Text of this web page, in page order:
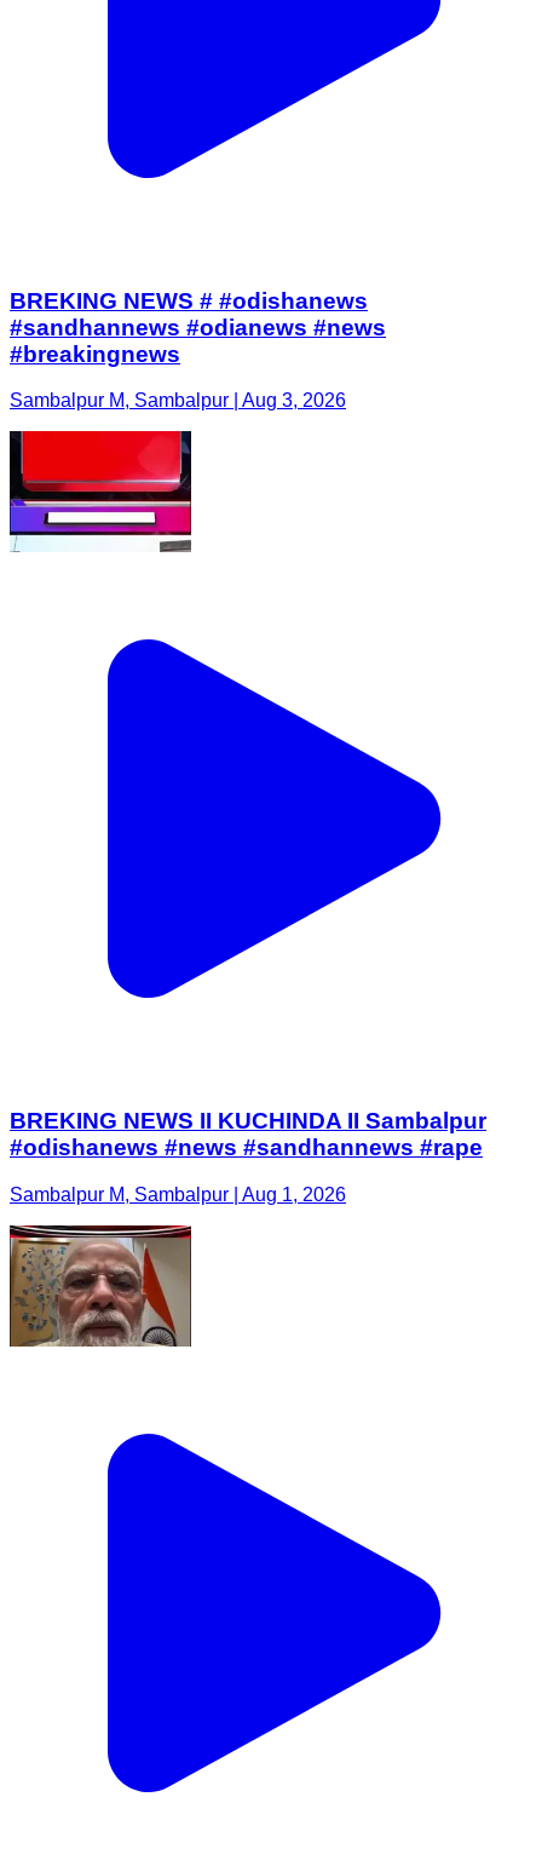
BREKING NEWS # #odishanews
#sandhannews #odianews #news
#breakingnews
Sambalpur M, Sambalpur | Aug 3, 2026
BREKING NEWS II KUCHINDA II Sambalpur
#odishanews #news #sandhannews #rape
Sambalpur M, Sambalpur | Aug 1, 2026